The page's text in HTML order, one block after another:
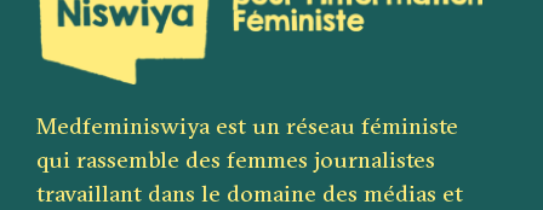
Medfeminiswiya est un réseau féministe
qui rassemble des femmes journalistes
travaillant dans le domaine des médias et